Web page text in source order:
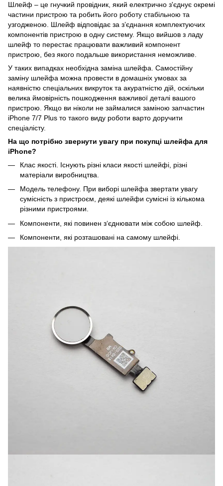
Шлейф – це гнучкий провідник, який електрично з'єднує окремі
частини пристрою та робить його роботу стабільною та
узгодженою. Шлейф відповідає за з’єднання комплектуючих
компонентів пристрою в одну систему. Якщо вийшов з ладу
шлейф то перестає працювати важливий компонент
пристрою, без якого подальше використання неможливе.
У таких випадках необхідна заміна шлейфа. Самостійну
заміну шлейфа можна провести в домашніх умовах за
наявністю спеціальних викруток та акуратністю дій, оскільки
велика ймовірність пошкодження важливої деталі вашого
пристрою. Якщо ви ніколи не займалися заміною запчастин
iPhone 7/7 Plus то такого виду роботи варто доручити
спеціалісту.
На що потрібно звернути увагу при покупці шлейфа для
iPhone?
Клас якості. Існують різні класи якості шлейфі, різні
матеріали виробництва.
Модель телефону. При виборі шлейфа звертати увагу
сумісність з пристроєм, деякі шлейфи сумісні із кількома
різними пристроями.
Компоненти, які повинен з‘єднювати між собою шлейф.
Компоненти, які розташовані на самому шлейфі.